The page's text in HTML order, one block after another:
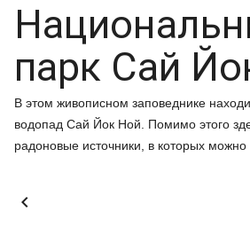
парк Сай
В этом живописном заповеднике
водопад Сай Йок Ной. Помимо этого
радоновые источники, в которых можно
